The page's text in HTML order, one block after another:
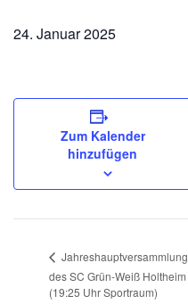
24. Januar 2025
Zum Kalender
hinzufügen
Jahreshauptversammlung
des SC Grün-Weiß Holtheim
(19:25 Uhr Sportraum)